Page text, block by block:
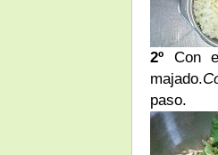
2º Con
majado.
paso.